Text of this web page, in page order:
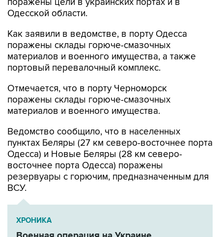
Как заявили в ведомстве, в порту Одесса
материалов и военного имущества, а также
портовый перевалочный комплекс.
Отмечается, что в порту Черноморск
материалов и военного имущества.
Ведомство сообщило, что в населенных
Одесса) и Новые Беляры (28 км северо-
восточнее порта Одесса) поражены
резервуары с горючим, предназначенным для
ВСУ.
ХРОНИКА
Военная операция на Украине